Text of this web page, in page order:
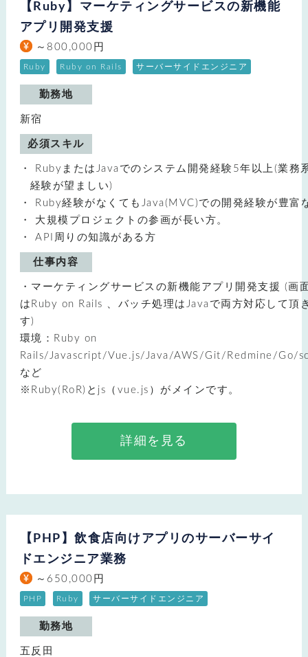
【Ruby】マーケティングサービスの新機能
アプリ開発支援
～800,000円
Ruby Ruby on Rails サーバーサイドエンジニア
勤務地
新宿
必須スキル
RubyまたはJavaでのシステム開発経験5年以上(業務
経験が望ましい)
Ruby経験がなくてもJava(MVC)での開発経験が豊富
大規模プロジェクトの参画が長い方。
API周りの知識がある方
仕事内容
・マーケティングサービスの新機能アプリ開発支援 (画
はRuby on Rails 、バッチ処理はJavaで両方対応して頂
す)
環境：Ruby on
Rails/Javascript/Vue.js/Java/AWS/Git/Redmine/Go/
など
※Ruby(RoR)とjs（vue.js）がメインです。
詳細を見る
【PHP】飲食店向けアプリのサーバーサイ
ドエンジニア業務
～650,000円
PHP Ruby サーバーサイドエンジニア
勤務地
五反田